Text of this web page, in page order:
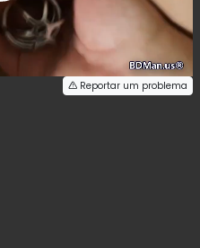
Reportar um problema